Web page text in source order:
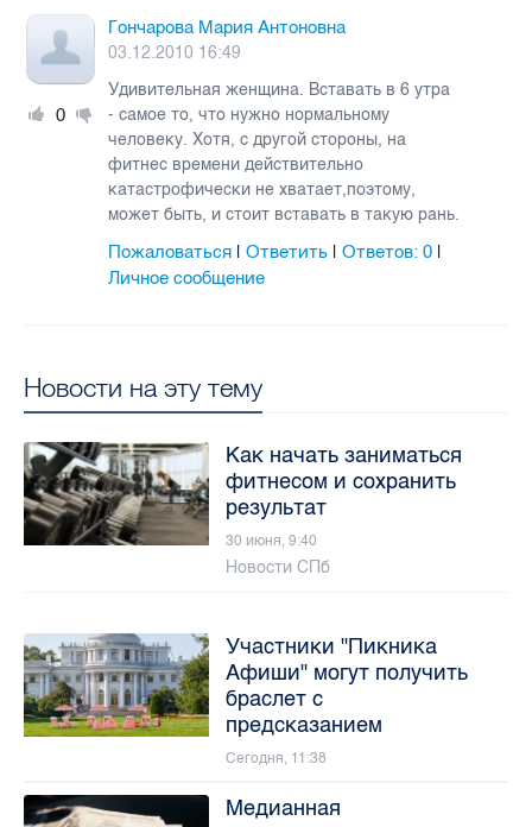
0
Гончарова Мария Антоновна
03.12.2010 16:49
Удивительная женщина. Вставать в 6 утра
- самое то, что нужно нормальному
человеку. Хотя, с другой стороны, на
фитнес времени действительно
катастрофически не хватает,поэтому,
может быть, и стоит вставать в такую рань.
Пожаловаться |Ответить |Ответов:0
Личное сообщение
Новости на эту тему
Как начать заниматься
фитнесом и сохранить
результат
30 июня, 9:40
Новости СПб
Участники "Пикника
Афиши" могут получить
браслет с
предсказанием
Сегодня, 11:38
Медианная